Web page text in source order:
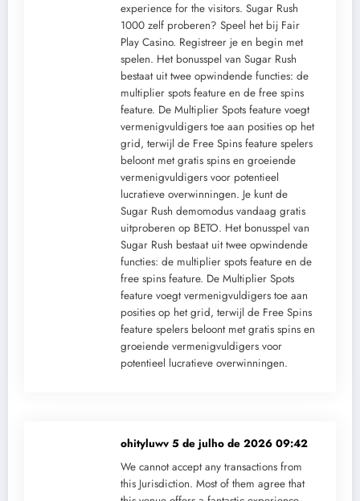
experience for the visitors. Sugar Rush
1000 zelf proberen? Speel het bij Fair
Play Casino. Registreer je en begin met
spelen. Het bonusspel van Sugar Rush
bestaat uit twee opwindende functies: de
multiplier spots feature en de free spins
feature. De Multiplier Spots feature voegt
vermenigvuldigers toe aan posities op het
grid, terwijl de Free Spins feature spelers
beloont met gratis spins en groeiende
vermenigvuldigers voor potentieel
lucratieve overwinningen. Je kunt de
Sugar Rush demomodus vandaag gratis
uitproberen op BETO. Het bonusspel van
Sugar Rush bestaat uit twee opwindende
functies: de multiplier spots feature en de
free spins feature. De Multiplier Spots
feature voegt vermenigvuldigers toe aan
posities op het grid, terwijl de Free Spins
feature spelers beloont met gratis spins en
groeiende vermenigvuldigers voor
potentieel lucratieve overwinningen.
ohityluwv 5 de julho de 2026 09:42
We cannot accept any transactions from
this Jurisdiction. Most of them agree that